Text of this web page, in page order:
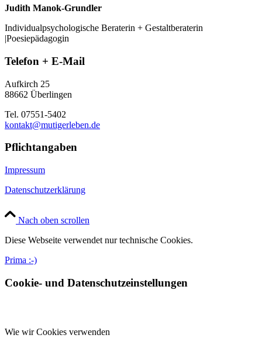
Judith Manok-Grundler
Individualpsychologische Beraterin + Gestaltberaterin
|Poesiepädagogin
Telefon + E-Mail
Aufkirch 25
88662 Überlingen
Tel. 07551-5402
kontakt@mutigerleben.de
Pflichtangaben
Impressum
Datenschutzerklärung
Nach oben scrollen
Diese Webseite verwendet nur technische Cookies.
Prima :-)
Cookie- und Datenschutzeinstellungen
Wie wir Cookies verwenden